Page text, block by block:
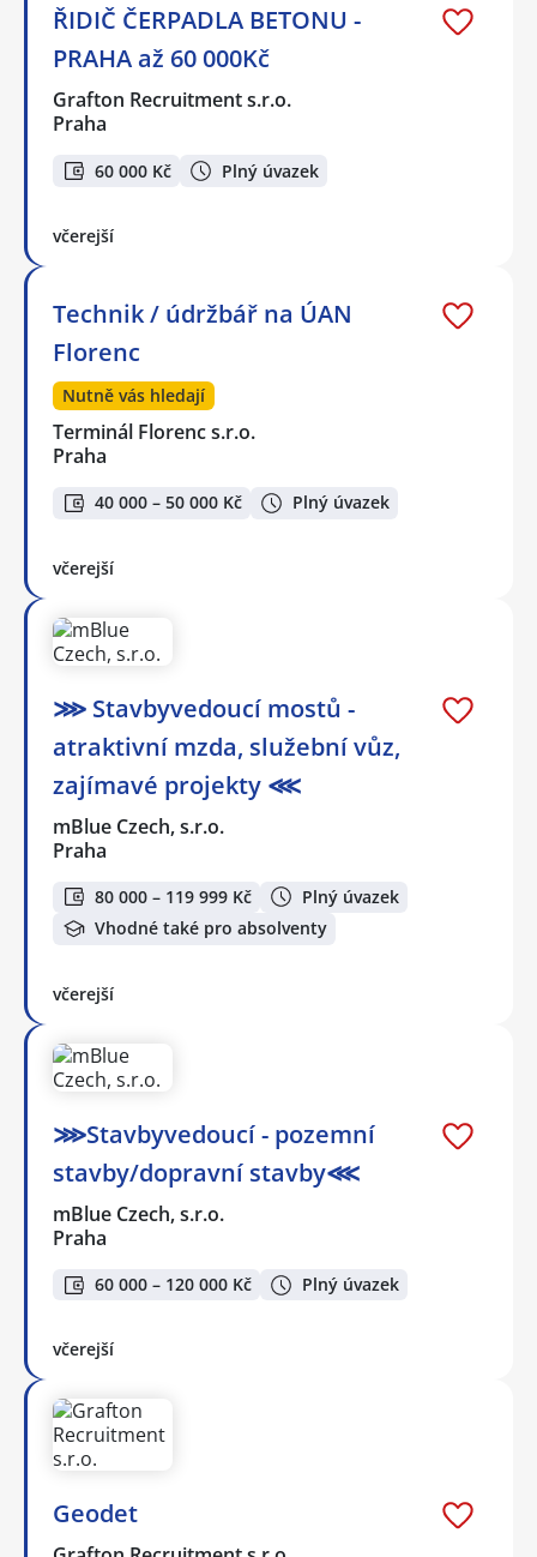
ŘIDIČ ČERPADLA BETONU -
PRAHA až 60 000Kč
Grafton Recruitment s.r.o.
Praha
60 000 Kč Plný úvazek
včerejší
Technik / údržbář na ÚAN
Florenc
Nutně vás hledají
Terminál Florenc s.r.o.
Praha
40 000 – 50 000 Kč Plný úvazek
včerejší
⋙ Stavbyvedoucí mostů -
atraktivní mzda, služební vůz,
zajímavé projekty ⋘
mBlue Czech, s.r.o.
Praha
80 000 – 119 999 Kč
Plný úvazek
Vhodné také pro absolventy
včerejší
⋙Stavbyvedoucí - pozemní
stavby/dopravní stavby⋘
mBlue Czech, s.r.o.
Praha
60 000 – 120 000 Kč Plný úvazek
včerejší
Geodet